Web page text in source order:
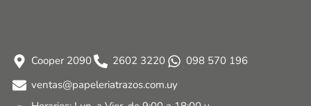
Cooper 2090 2602 3220
098 570 196
ventas@papeleriatrazos.com.uy